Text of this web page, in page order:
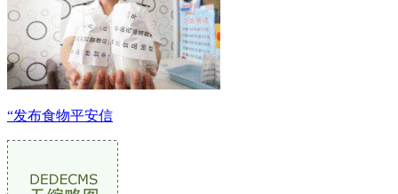
“发布食物平安信